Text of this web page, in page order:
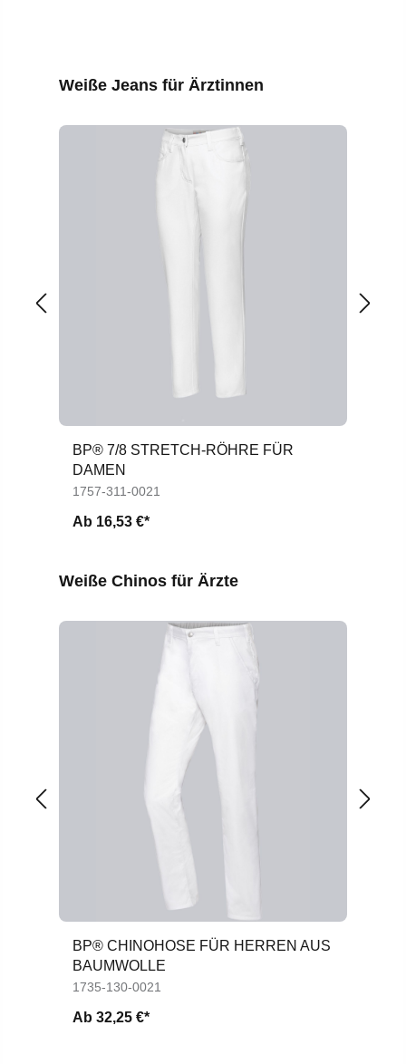
Produktgalerie überspringen
Weiße Jeans für Ärztinnen
BP® 7/8 STRETCH-RÖHRE FÜR
DAMEN
1757-311-0021
Ab 16,53 €*
Produktgalerie überspringen
Weiße Chinos für Ärzte
BP® CHINOHOSE FÜR HERREN AUS
BAUMWOLLE
1735-130-0021
Ab 32,25 €*